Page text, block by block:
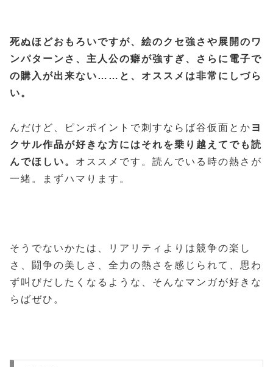
死ぬほどおもろいですが、絵のクセ強さや展開のワ
ンパターンさ、主人公の癖が強すぎ、さらに電子で
の購入が出来ない……と、オススメは非常にしづら
い。
んだけど、ピンポイントで刺すならば谷仮面とか ヨ
クサル作品が好きな方にはそれを乗り越えてでも読
んでほしい。 オススメです。読んでいる時の熱さが
一緒。まずハマります。
そうでないかたは、リアリティよりは競争の楽し
さ、闘争の美しさ、全力の熱さを感じられて、思わ
ず叫びだしたくなるような、そんなマンガが好きな
らばぜひ。